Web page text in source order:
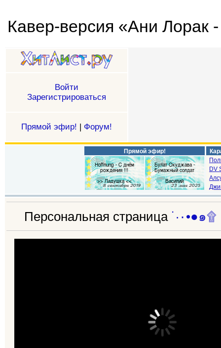
Войти
Зарегистрироваться
Прямой эфир! | Форум!
Прямой эфир!
DV
Персональная страница